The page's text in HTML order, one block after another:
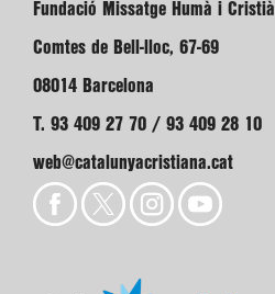
Fundació Missatge Humà i Cristià
Comtes de Bell-lloc, 67-69
08014 Barcelona
T. 93 409 27 70 / 93 409 28 10
web@catalunyacristiana.cat